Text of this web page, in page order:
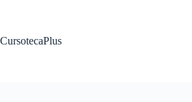
CursotecaPlus